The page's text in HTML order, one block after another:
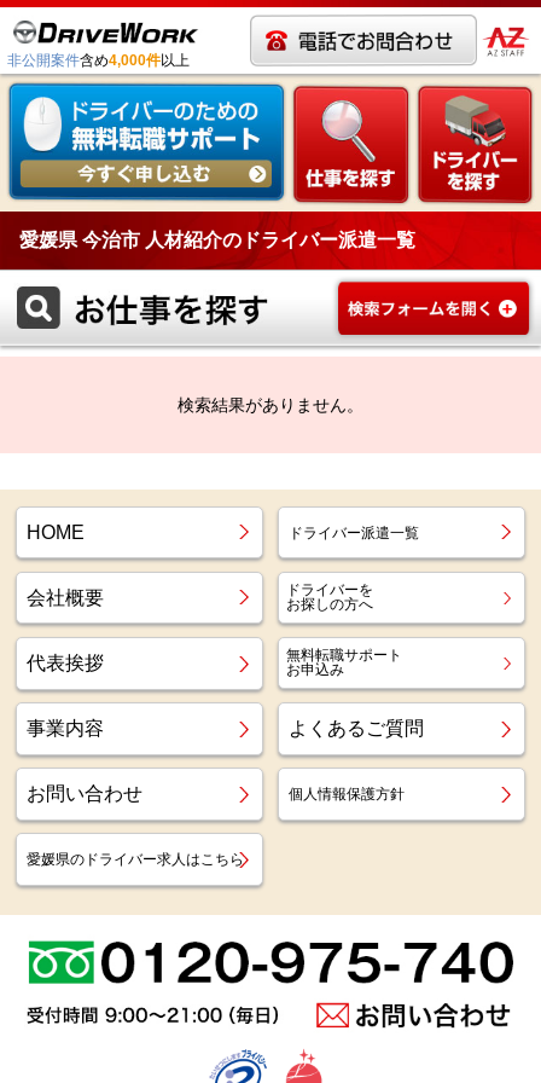
非公開案件含め4,000件以上
愛媛県 今治市 人材紹介のドライバー派遣一覧
検索結果がありません。
HOME ドライバー派遣一覧
会社概要
ドライバーを
お探しの方へ
代表挨拶
無料転職サポート
お申込み
事業内容 よくあるご質問
お問い合わせ 個人情報保護方針
愛媛県のドライバー求人はこちら